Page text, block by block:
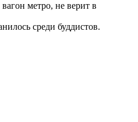
метро, не верит в
среди буддистов.